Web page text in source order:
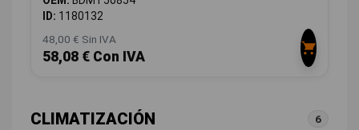
ID: 1180132
48,00 € Sin IVA
58,08 € Con IVA
CLIMATIZACIÓN 6